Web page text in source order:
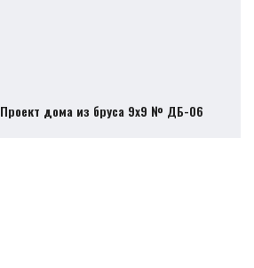
Проект дома из бруса 9х9 № ДБ-06